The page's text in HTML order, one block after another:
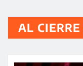
AL CIERRE